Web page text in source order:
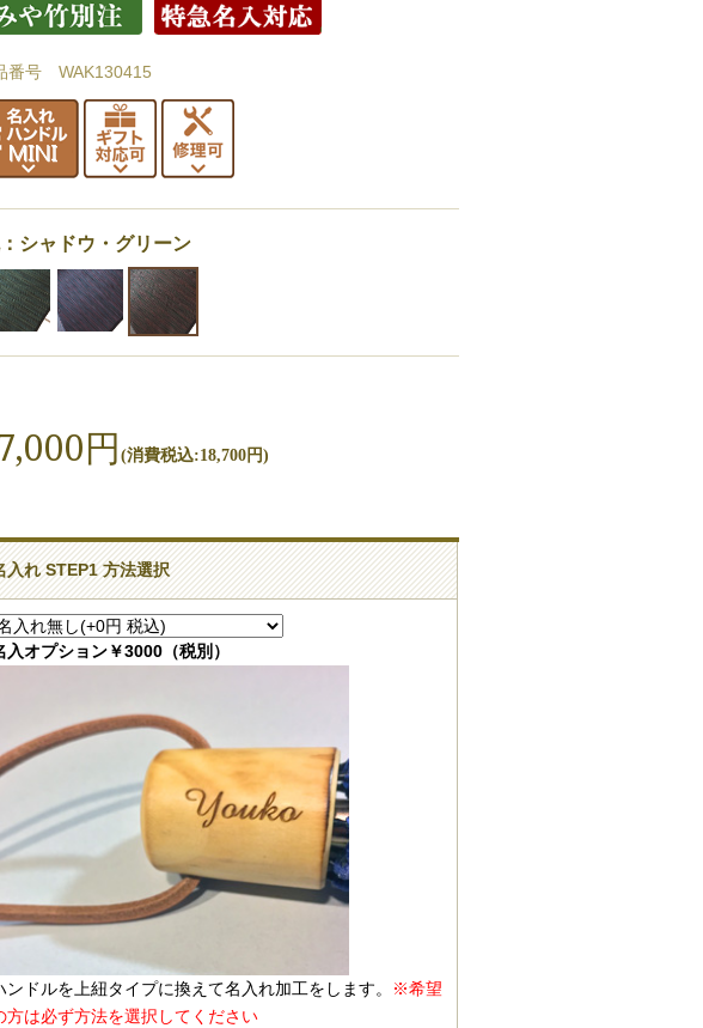
番号 WAK130415
シャドウ・グリーン
円(消費税込:18,700円)
入れ STEP1 方法選択
入オプション￥3000（税別）
ンドルを上紐タイプに換えて名入れ加工をします。
※希望
方は必ず方法を選択してください